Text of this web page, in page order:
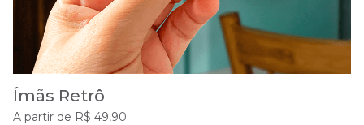
Ímãs Retrô
A partir de R$ 49,90